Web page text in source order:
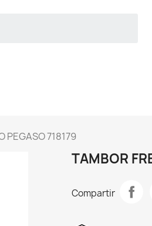
PEGASO 718179
TAMBOR
Compartir